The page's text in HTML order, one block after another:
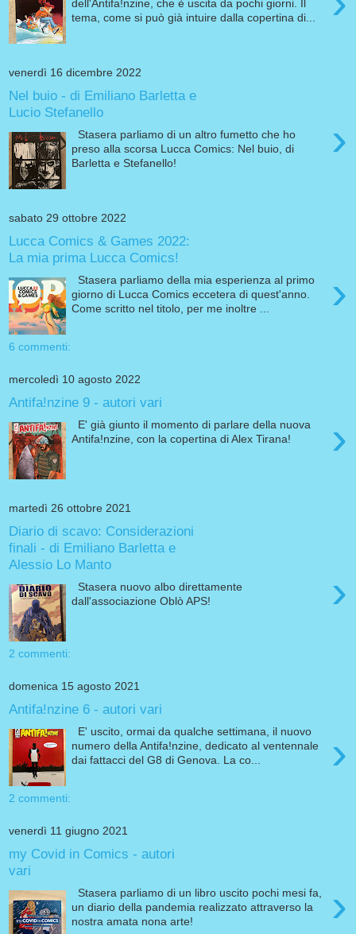
dell'Antifa!nzine, che è uscita da pochi giorni. Il
tema, come si può già intuire dalla copertina di...
venerdì 16 dicembre 2022
Nel buio - di Emiliano Barletta e
Lucio Stefanello
›
Stasera parliamo di un altro fumetto che ho
preso alla scorsa Lucca Comics: Nel buio, di
Barletta e Stefanello!
sabato 29 ottobre 2022
Lucca Comics & Games 2022:
La mia prima Lucca Comics!
›
Stasera parliamo della mia esperienza al primo
giorno di Lucca Comics eccetera di quest'anno.
Come scritto nel titolo, per me inoltre ...
6 commenti:
mercoledì 10 agosto 2022
Antifa!nzine 9 - autori vari
›
E' già giunto il momento di parlare della nuova
Antifa!nzine, con la copertina di Alex Tirana!
martedì 26 ottobre 2021
Diario di scavo: Considerazioni
finali - di Emiliano Barletta e
Alessio Lo Manto
›
Stasera nuovo albo direttamente
dall'associazione Oblò APS!
2 commenti:
domenica 15 agosto 2021
Antifa!nzine 6 - autori vari
›
E' uscito, ormai da qualche settimana, il nuovo
numero della Antifa!nzine, dedicato al ventennale
dai fattacci del G8 di Genova. La co...
2 commenti:
venerdì 11 giugno 2021
my Covid in Comics - autori
vari
›
Stasera parliamo di un libro uscito pochi mesi fa,
un diario della pandemia realizzato attraverso la
nostra amata nona arte!